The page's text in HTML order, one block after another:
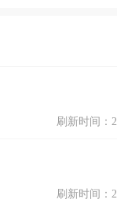
刷新时间：
刷新时间：